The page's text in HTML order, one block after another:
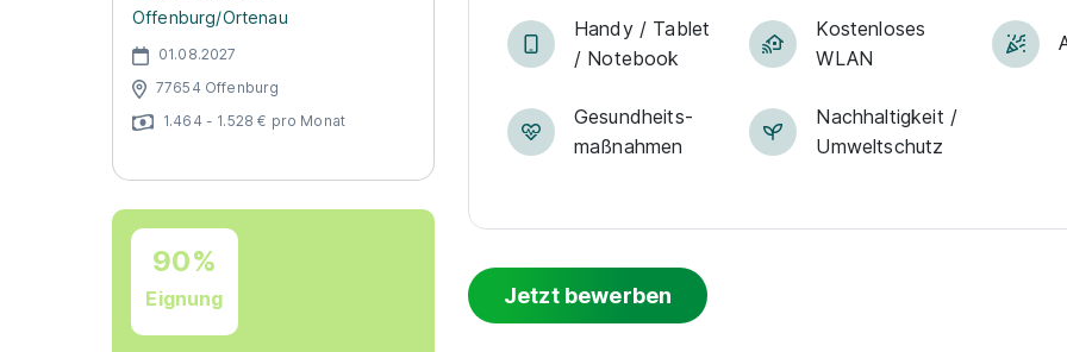
Offenburg/Ortenau
01.08.2027
77654 Offenburg
1.464 - 1.528 € pro Monat
90%
Eignung
Han­dy / Tab­let
/ Note­book
Kostenloses
WLAN
Ge­sund­heits­
maß­nah­men
Nachhaltigkeit /
Umweltschutz
Jetzt bewerben